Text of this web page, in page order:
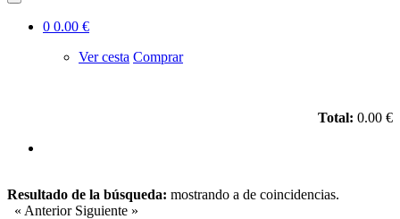
0 0.00 €
Ver cesta Comprar
Total: 0.00 €
Resultado de la búsqueda: mostrando a de coincidencias.
« Anterior Siguiente »